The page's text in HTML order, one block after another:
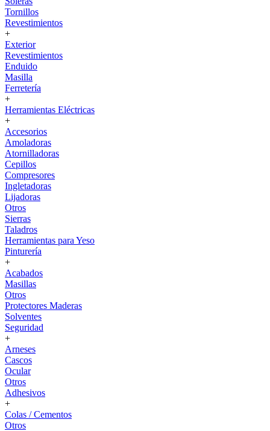
Tornillos
Revestimientos
+
Exterior
Revestimientos
Enduido
Masilla
Ferretería
+
Herramientas Eléctricas
+
Accesorios
Amoladoras
Atornilladoras
Cepillos
Compresores
Ingletadoras
Lijadoras
Otros
Sierras
Taladros
Herramientas para Yeso
Pinturería
+
Acabados
Masillas
Otros
Protectores Maderas
Solventes
Seguridad
+
Arneses
Cascos
Ocular
Otros
Adhesivos
+
Colas / Cementos
Otros